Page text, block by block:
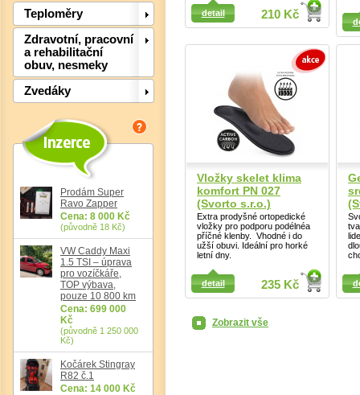
Teploměry
Zdravotní, pracovní
a rehabilitační
obuv, nesmeky
Zvedáky
Prodám Super
Ravo Zapper
Cena: 8 000 Kč
(původně 18 Kč)
VW Caddy Maxi
1.5 TSI – úprava
pro vozíčkáře,
TOP výbava,
pouze 10 800 km
Cena: 699 000
Kč
(původně 1 250 000
Kč)
Kočárek Stingray
R82 č.1
Cena: 14 000 Kč
210 Kč
detail
Detail
Detail
Vložky skelet klima
komfort PN 027
(Svorto s.r.o.)
Extra prodyšné ortopedické
vložky pro podporu podélnéa
příčné klenby. Vhodné i do
užší obuvi. Ideální pro horké
letní dny.
235 Kč
detail
Detail
Detail
Zobrazit vše